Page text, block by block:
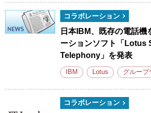
コラボレーション
日本IBM、既存の電話機
ーションソフト「Lotus
Telephony」を発表
IBM Lotus グループ
コラボレーション